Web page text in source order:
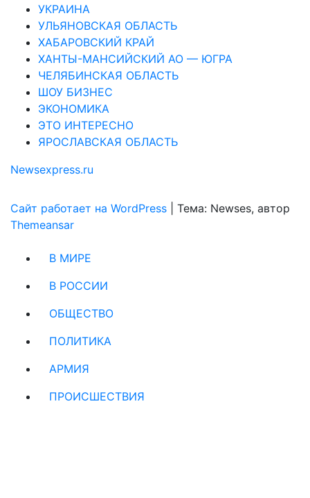
УКРАИНА
УЛЬЯНОВСКАЯ ОБЛАСТЬ
ХАБАРОВСКИЙ КРАЙ
ХАНТЫ-МАНСИЙСКИЙ АО — ЮГРА
ЧЕЛЯБИНСКАЯ ОБЛАСТЬ
ШОУ БИЗНЕС
ЭКОНОМИКА
ЭТО ИНТЕРЕСНО
ЯРОСЛАВСКАЯ ОБЛАСТЬ
Newsexpress.ru
Сайт работает на WordPress
Тема: Newses, автор
Themeansar
В МИРЕ
В РОССИИ
ОБЩЕСТВО
ПОЛИТИКА
АРМИЯ
ПРОИСШЕСТВИЯ